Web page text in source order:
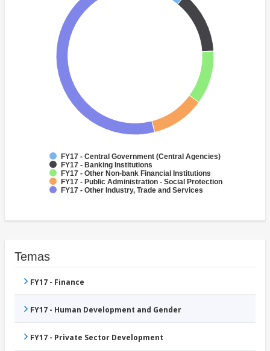
FY17 - Central Government (Central Agencies)
FY17 - Banking Institutions
FY17 - Other Non-bank Financial Institutions
FY17 - Public Administration - Social Protection
FY17 - Other Industry, Trade and Services
Temas
FY17 - Finance
FY17 - Human Development and Gender
FY17 - Private Sector Development